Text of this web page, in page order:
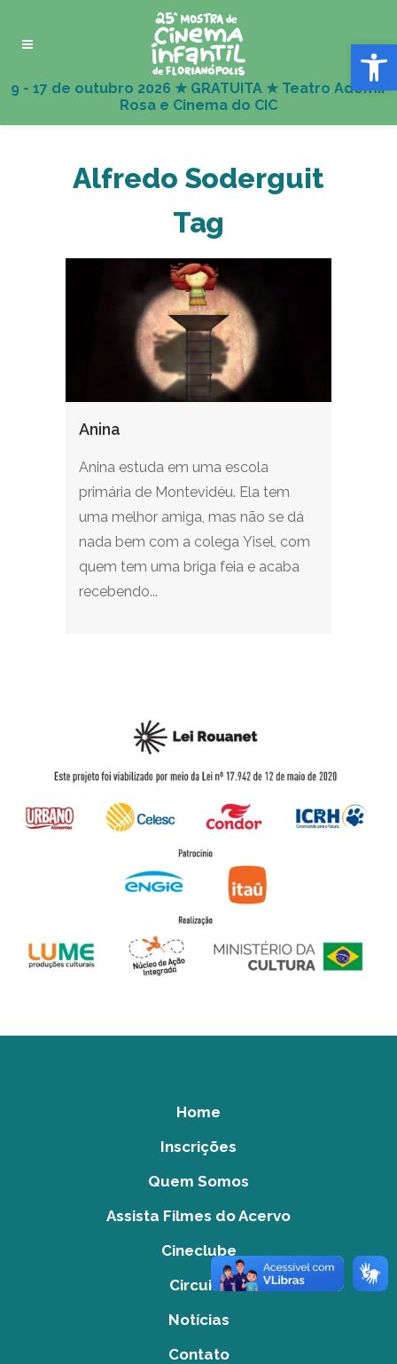
Abrir
Alfredo Soderguit
Tag
Anina
Anina estuda em uma escola
primária de Montevidéu. Ela tem
uma melhor amiga, mas não se dá
nada bem com a colega Yisel, com
quem tem uma briga feia e acaba
recebendo...
Home
Inscrições
Quem Somos
Assista Filmes do Acervo
Cineclube
Circuito
Notícias
Contato